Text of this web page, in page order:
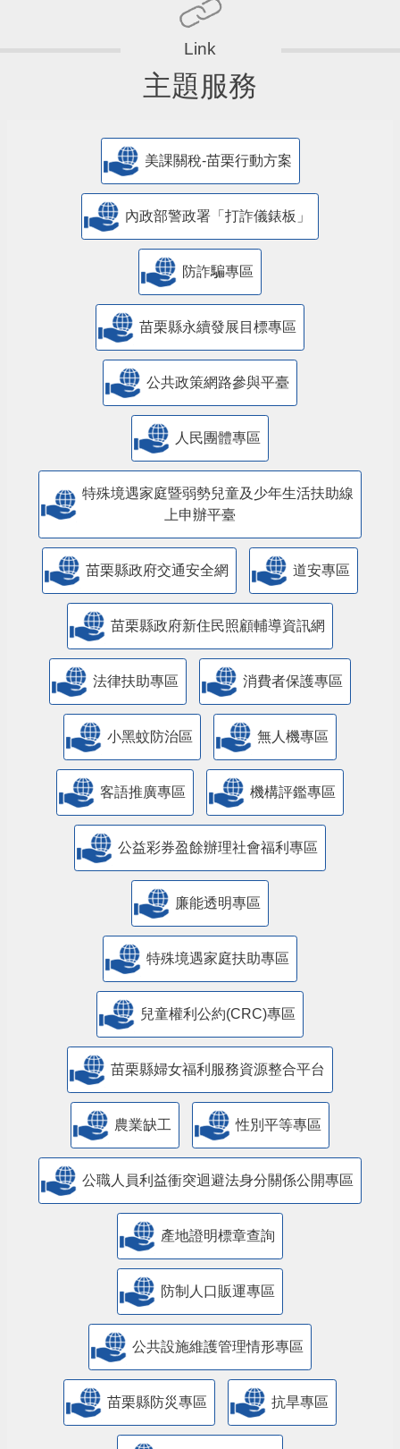
主題服務
美課關稅-苗栗行動方案
內政部警政署「打詐儀錶板」
防詐騙專區
苗栗縣永續發展目標專區
公共政策網路參與平臺
人民團體專區
特殊境遇家庭暨弱勢兒童及少年生活扶助線
上申辦平臺
苗栗縣政府交通安全網 道安專區
苗栗縣政府新住民照顧輔導資訊網
法律扶助專區 消費者保護專區
小黑蚊防治區 無人機專區
客語推廣專區 機構評鑑專區
公益彩券盈餘辦理社會福利專區
廉能透明專區
特殊境遇家庭扶助專區
兒童權利公約(CRC)專區
苗栗縣婦女福利服務資源整合平台
農業缺工 性別平等專區
公職人員利益衝突迴避法身分關係公開專區
產地證明標章查詢
防制人口販運專區
​公共設施維護管理情形專區
苗栗縣防災專區 抗旱專區